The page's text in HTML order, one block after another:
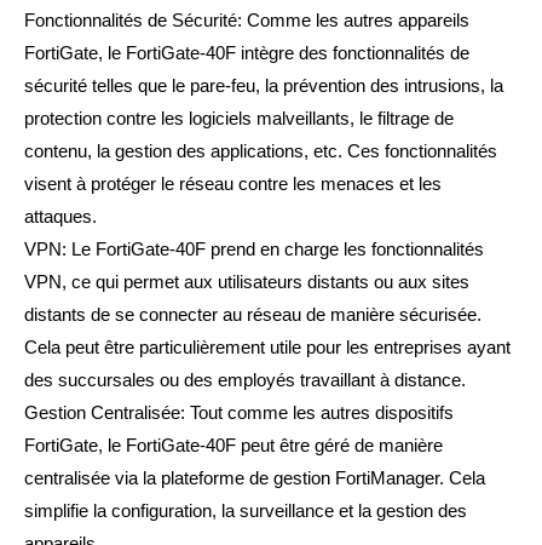
Fonctionnalités de Sécurité: Comme les autres appareils
FortiGate, le FortiGate-40F intègre des fonctionnalités de
sécurité telles que le pare-feu, la prévention des intrusions, la
protection contre les logiciels malveillants, le filtrage de
contenu, la gestion des applications, etc. Ces fonctionnalités
visent à protéger le réseau contre les menaces et les
attaques.
VPN: Le FortiGate-40F prend en charge les fonctionnalités
VPN, ce qui permet aux utilisateurs distants ou aux sites
distants de se connecter au réseau de manière sécurisée.
Cela peut être particulièrement utile pour les entreprises ayant
des succursales ou des employés travaillant à distance.
Gestion Centralisée: Tout comme les autres dispositifs
FortiGate, le FortiGate-40F peut être géré de manière
centralisée via la plateforme de gestion FortiManager. Cela
simplifie la configuration, la surveillance et la gestion des